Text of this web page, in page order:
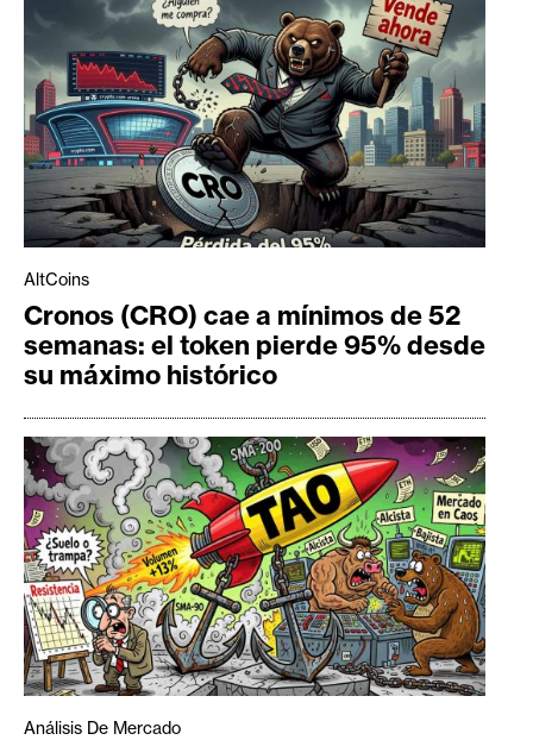
AltCoins
Cronos (CRO) cae a mínimos de 52
semanas: el token pierde 95% desde
su máximo histórico
Análisis De Mercado